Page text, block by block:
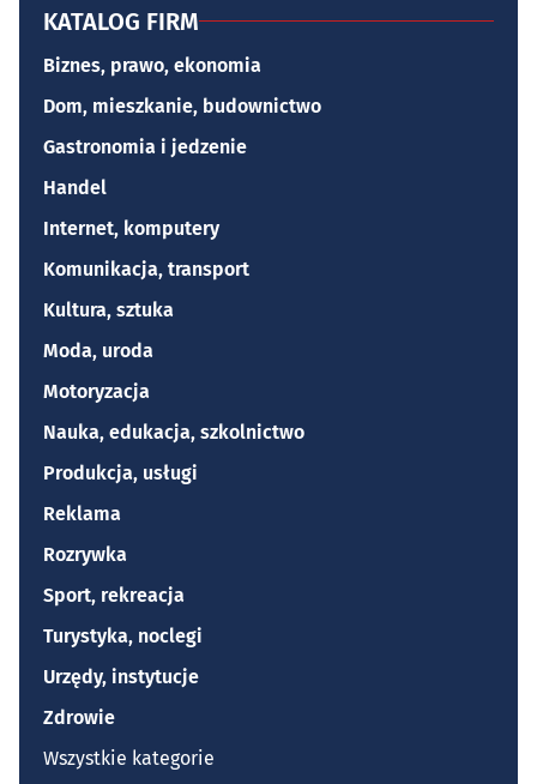
KATALOG FIRM
Biznes, prawo, ekonomia
Dom, mieszkanie, budownictwo
Gastronomia i jedzenie
Handel
Internet, komputery
Komunikacja, transport
Kultura, sztuka
Moda, uroda
Motoryzacja
Nauka, edukacja, szkolnictwo
Produkcja, usługi
Reklama
Rozrywka
Sport, rekreacja
Turystyka, noclegi
Urzędy, instytucje
Zdrowie
Wszystkie kategorie